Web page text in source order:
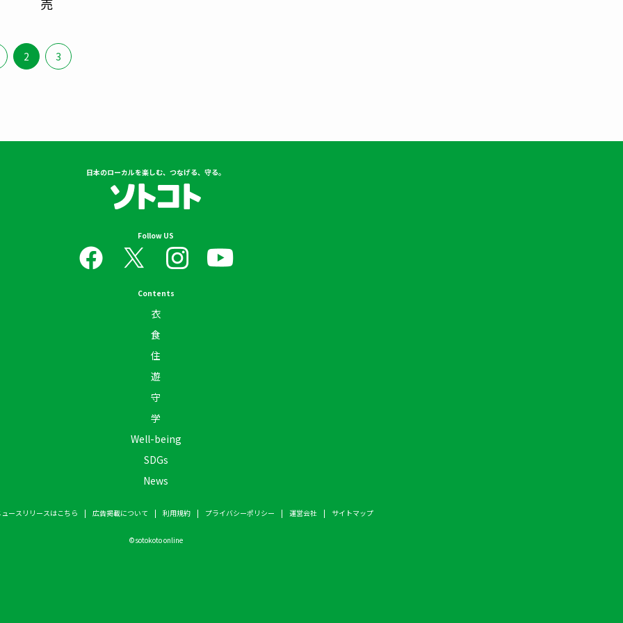
2 3
日本のローカルを楽しむ、つなげる、守る。
Follow US
Contents
衣
食
住
遊
守
学
Well-being
SDGs
News
ュースリリースはこちら 広告掲載について 利用規約 プライバシーポリシー 運営会社 サイトマップ
©sotokoto online